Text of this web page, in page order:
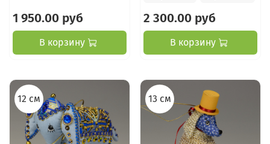
1 950.00 руб
В корзину
2 300.00 руб
В корзину
12 см 13 см